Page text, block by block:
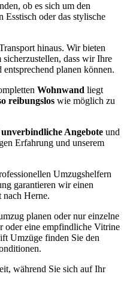
ob es sich um den
Esstisch oder das stylische
hinaus. Wir bieten
dass wir Ihre
planen können.
Wohnwand liegt
reibungslos wie möglich zu
Angebote und
Erfahrung und unserem
Umzugshelfern
garantieren wir einen
Herne.
planen oder nur einzelne
oder eine empfindliche Vitrine
Umzüge finden Sie den
während Sie sich auf Ihr